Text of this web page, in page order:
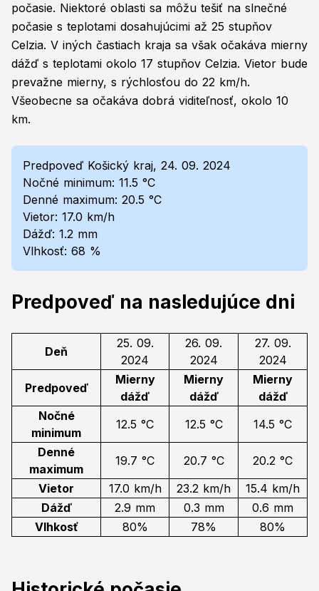
počasie. Niektoré oblasti sa môžu tešiť na slnečné
počasie s teplotami dosahujúcimi až 25 stupňov
Celzia. V iných častiach kraja sa však očakáva mierny
dážď s teplotami okolo 17 stupňov Celzia. Vietor bude
prevažne mierny, s rýchlosťou do 22 km/h.
Všeobecne sa očakáva dobrá viditeľnosť, okolo 10
km.
Predpoveď Košický kraj, 24. 09. 2024
Nočné minimum: 11.5 °C
Denné maximum: 20.5 °C
Vietor: 17.0 km/h
Dážď: 1.2 mm
Vlhkosť: 68 %
Predpoveď na nasledujúce dni
Deň
25. 09.
2024
26. 09.
2024
27. 09.
2024
Predpoveď
Mierny
dážď
Mierny
dážď
Mierny
dážď
Nočné
minimum
12.5 °C 12.5 °C
14.5 °C
Denné
maximum
19.7 °C 20.7 °C
20.2 °C
Vietor
17.0 km/h 23.2 km/h
15.4 km/h
Dážď
2.9 mm 0.3 mm
0.6 mm
Vlhkosť
80% 78% 80%